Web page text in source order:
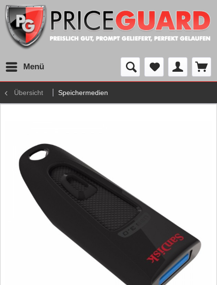
Menü
Übersicht Speichermedien